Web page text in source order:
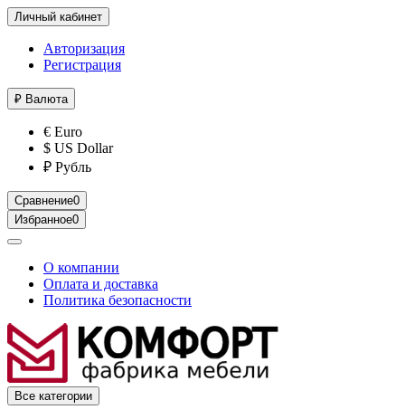
Личный кабинет
Авторизация
Регистрация
₽ Валюта
€ Euro
$ US Dollar
₽ Рубль
Сравнение0
Избранное0
О компании
Оплата и доставка
Политика безопасности
Все категории